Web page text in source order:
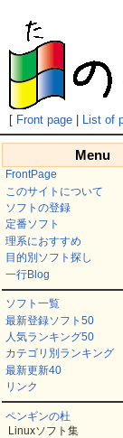
[ Front page| List of
Menu
FrontPage
このサイトについて
ソフトの登録
定番ソフト
理系におすすめ
目的別ソフト探し
一行Blog
ソフト一覧
最新登録ソフト50
人気ランキング50
カテゴリ別ランキング
最新更新40
リンク
ペンギンの杜
Linuxソフト集